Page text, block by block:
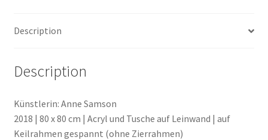
%Angebote%
Description
Description
Künstlerin: Anne Samson
2018 | 80 x 80 cm | Acryl und Tusche auf Leinwand | auf
Keilrahmen gespannt (ohne Zierrahmen)